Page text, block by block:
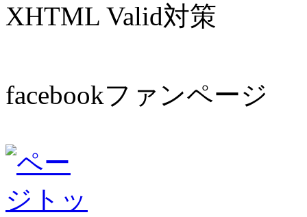
XHTML Valid対策
facebookファンページ